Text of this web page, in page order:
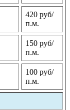
420 руб/
п.м.
150 руб/
п.м.
100 руб/
п.м.